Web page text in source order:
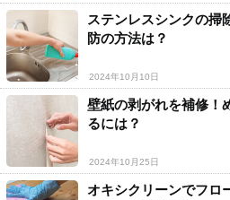
ステンレスシンクの掃
防の方法は？
2024年10月10日
壁紙の剥がれを補修！
るには？
2024年10月25日
オキシクリーンでフロ